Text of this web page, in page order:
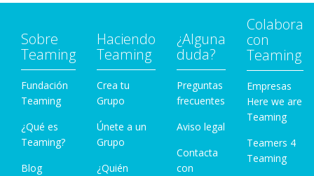
Sobre
Teaming
Fundación
Teaming
¿Qué es
Teaming?
Blog
Haciendo
Teaming
Crea tu
Grupo
Únete a un
Grupo
¿Quién
¿Alguna
duda?
Preguntas
frecuentes
Aviso legal
Contacta
con
Colabora
con
Teaming
Empresas
Here we are
Teaming
Teamers 4
Teaming